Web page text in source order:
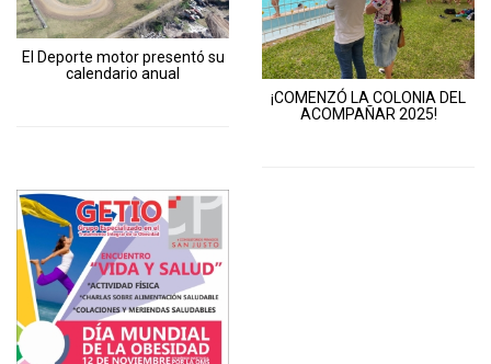
El Deporte motor presentó su
calendario anual
¡COMENZÓ LA COLONIA DEL
ACOMPAÑAR 2025!